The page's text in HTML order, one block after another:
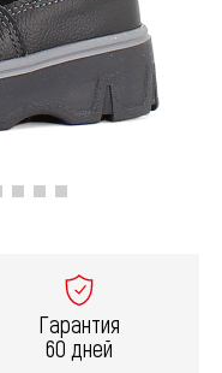
Гарантия
60 дней